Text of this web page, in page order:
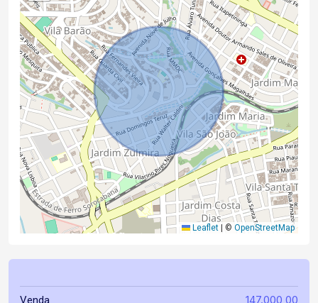
Leaflet | © OpenStreetMap
Venda 147.000,00